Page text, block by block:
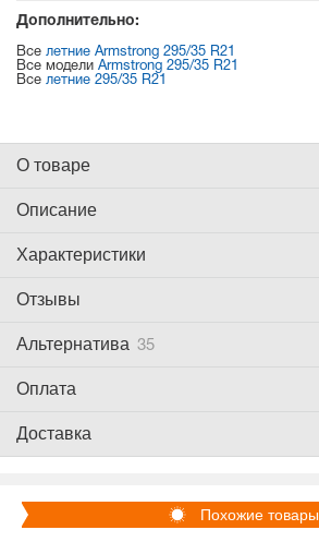
Дополнительно:
Все летние Armstrong 295/35 R21
Все модели Armstrong 295/35 R21
Все летние 295/35 R21
О товаре
Описание
Характеристики
Отзывы
Альтернатива 35
Оплата
Доставка
Похожие товары